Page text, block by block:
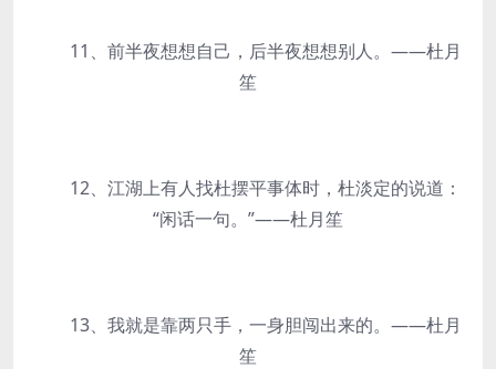
11、前半夜想想自己，后半夜想想别人。——杜月
笙
12、江湖上有人找杜摆平事体时，杜淡定的说道：
“闲话一句。”——杜月笙
13、我就是靠两只手，一身胆闯出来的。——杜月
笙